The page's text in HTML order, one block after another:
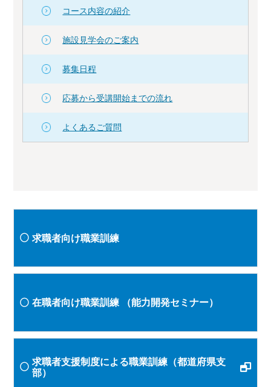
コース内容の紹介
施設見学会のご案内
募集日程
応募から受講開始までの流れ
よくあるご質問
求職者向け職業訓練
在職者向け職業訓練 （能力開発セミナー）
求職者支援制度による職業訓練（都道府県支
部）